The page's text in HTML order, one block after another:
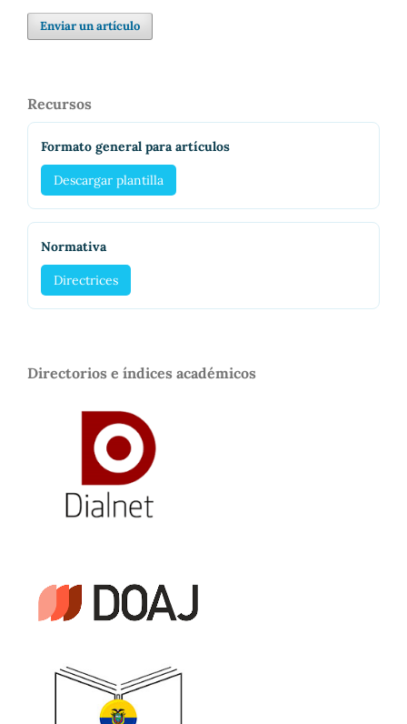
Enviar un artículo
Recursos
Formato general para artículos
Descargar plantilla
Normativa
Directrices
Directorios e índices académicos